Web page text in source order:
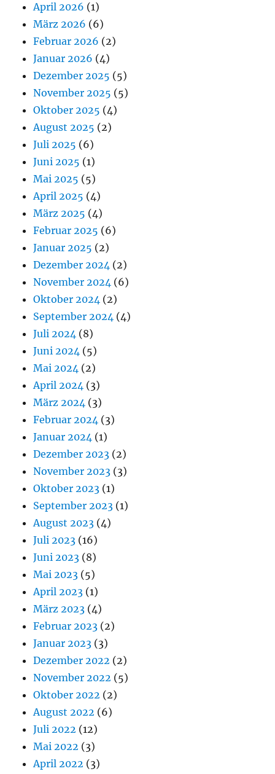
April 2026 (1)
März 2026 (6)
Februar 2026 (2)
Januar 2026 (4)
Dezember 2025 (5)
November 2025 (5)
Oktober 2025 (4)
August 2025 (2)
Juli 2025 (6)
Juni 2025 (1)
Mai 2025 (5)
April 2025 (4)
März 2025 (4)
Februar 2025 (6)
Januar 2025 (2)
Dezember 2024 (2)
November 2024 (6)
Oktober 2024 (2)
September 2024 (4)
Juli 2024 (8)
Juni 2024 (5)
Mai 2024 (2)
April 2024 (3)
März 2024 (3)
Februar 2024 (3)
Januar 2024 (1)
Dezember 2023 (2)
November 2023 (3)
Oktober 2023 (1)
September 2023 (1)
August 2023 (4)
Juli 2023 (16)
Juni 2023 (8)
Mai 2023 (5)
April 2023 (1)
März 2023 (4)
Februar 2023 (2)
Januar 2023 (3)
Dezember 2022 (2)
November 2022 (5)
Oktober 2022 (2)
August 2022 (6)
Juli 2022 (12)
Mai 2022 (3)
April 2022 (3)